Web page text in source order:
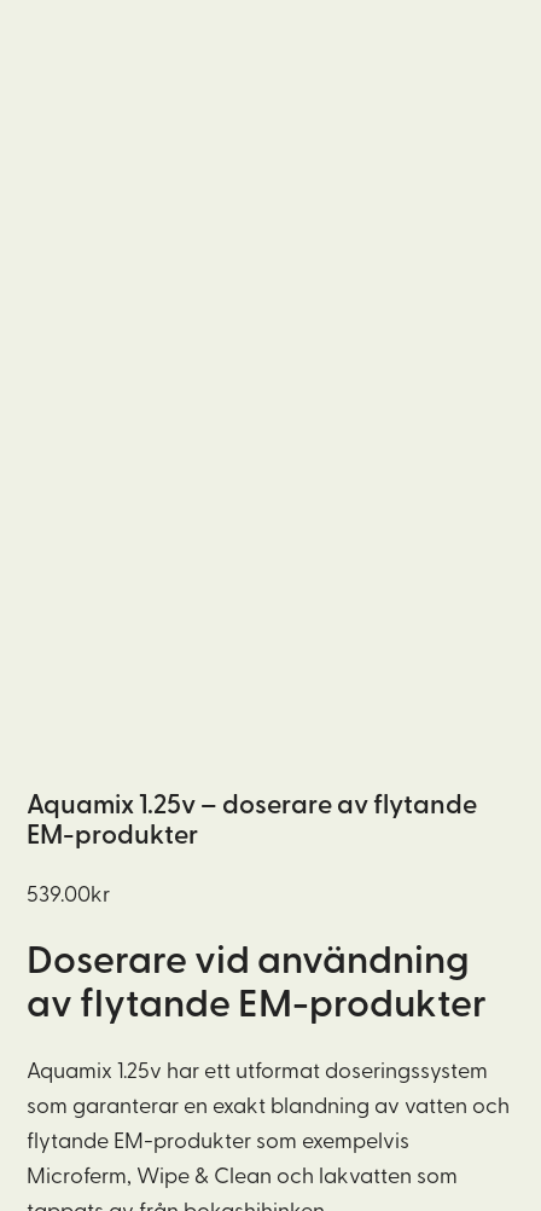
Aquamix 1.25v – doserare av flytande
EM-produkter
539.00kr
Doserare vid användning
av flytande EM-produkter
Aquamix 1.25v har ett utformat doseringssystem
som garanterar en exakt blandning av vatten och
flytande EM-produkter som exempelvis
Microferm, Wipe & Clean och lakvatten som